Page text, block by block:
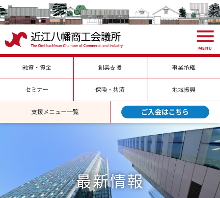
MENU
融資・資金 創業支援 事業承継
セミナー 保険・共済 地域振興
支援メニュー一覧 ご入会はこちら
最新情報